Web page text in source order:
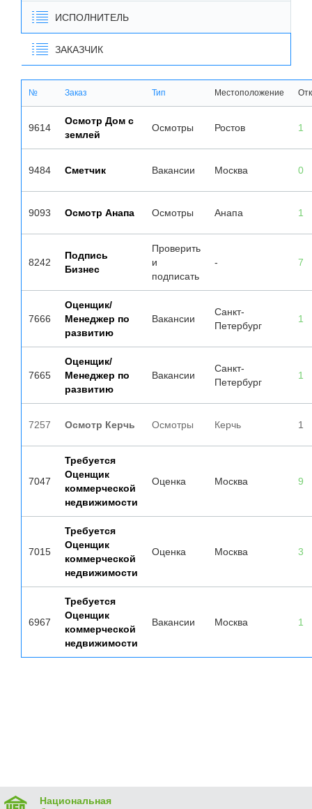
ИСПОЛНИТЕЛЬ
ЗАКАЗЧИК
№ Заказ Тип Местоположение
9614
Осмотр Дом с
землей
Осмотры Ростов 1
9484 Сметчик Вакансии Москва 0
9093 Осмотр Анапа Осмотры Анапа 1
8242
Подпись
Бизнес
Проверить
и
подписать
- 7
7666
Оценщик/
Менеджер по
развитию
Вакансии
Санкт-
Петербург
1
7665
Оценщик/
Менеджер по
развитию
Вакансии
Санкт-
Петербург
1
7257 Осмотр Керчь Осмотры Керчь 1
7047
Требуется
Оценщик
коммерческой
недвижимости
Оценка Москва 9
7015
Требуется
Оценщик
коммерческой
недвижимости
Оценка Москва 3
6967
Требуется
Оценщик
коммерческой
недвижимости
Вакансии Москва 1
Национальная